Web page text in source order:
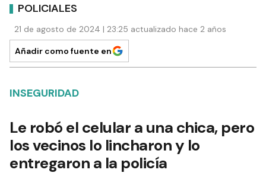
POLICIALES
21 de agosto de 2024 | 23:25 actualizado hace 2 años
Añadir como fuente en
INSEGURIDAD
Le robó el celular a una chica, pero
los vecinos lo lincharon y lo
entregaron a la policía